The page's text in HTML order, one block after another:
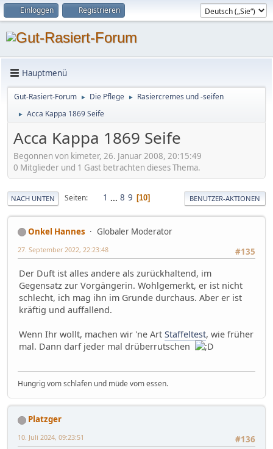
Einloggen Registrieren
Hauptmenü
Gut-Rasiert-Forum ► Die Pflege ► Rasiercremes und -seifen
► Acca Kappa 1869 Seife
Acca Kappa 1869 Seife
Begonnen von kimeter, 26. Januar 2008, 20:15:49
0 Mitglieder und 1 Gast betrachten dieses Thema.
NACH UNTEN Seiten 1 ... 8 9 10 BENUTZER-AKTIONEN
Onkel Hannes
Globaler Moderator
#135
27. September 2022, 22:23:48
Der Duft ist alles andere als zurückhaltend, im
Gegensatz zur Vorgängerin. Wohlgemerkt, er ist nicht
schlecht, ich mag ihn im Grunde durchaus. Aber er ist
kräftig und auffallend.
Wenn Ihr wollt, machen wir 'ne Art Staffeltest, wie früher
mal. Dann darf jeder mal drüberrutschen
Hungrig vom schlafen und müde vom essen.
Platzger
#136
10. Juli 2024, 09:23:51